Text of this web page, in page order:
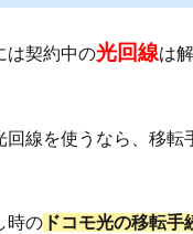
は契約中の光回線は
回線を使うなら、移
時の ドコモ光の移転手